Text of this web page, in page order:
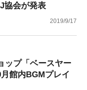
協会が発表
2019/9/17
ップ「ベースヤー
館内BGMプレイ